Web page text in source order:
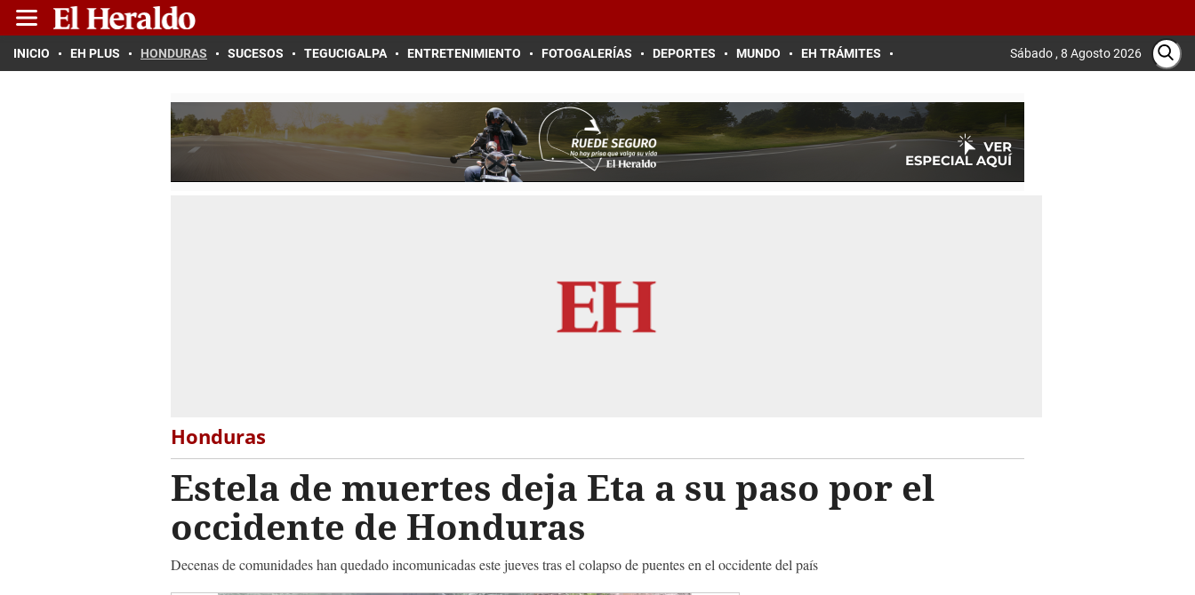
INICIO EH PLUS HONDURAS SUCESOS TEGUCIGALPA ENTRETENIMIENTO FOTOGALERÍAS DEPORTES MUNDO EH TRÁMITES Sábado , 8 Agosto 2026
Honduras
Estela de muertes deja Eta a su paso por el
occidente de Honduras
Decenas de comunidades han quedado incomunicadas este jueves tras el colapso de puentes en el occidente del país